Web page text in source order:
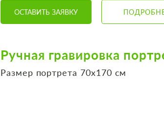
ОСТАВИТЬ ЗАЯВКУ
Ручная гравировка
Размер портрета 70х170 см